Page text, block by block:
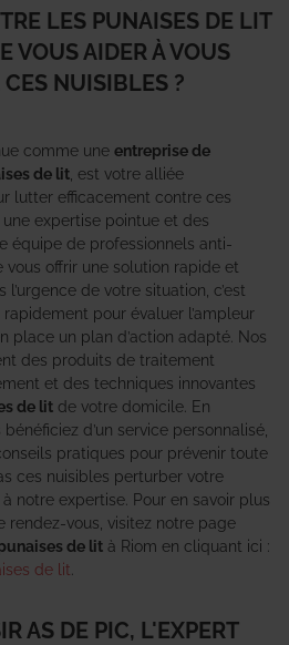
LES PUNAISES DE LIT
VOUS AIDER À VOUS
CES NUISIBLES ?
comme une entreprise de
de lit , est votre alliée
lutter efficacement contre ces
expertise pointue et des
équipe de professionnels anti-
vous offrir une solution rapide et
de votre situation, c’est
pour évaluer l’ampleur
place un plan d’action adapté. Nos
des produits de traitement
et des techniques innovantes
de lit de votre domicile. En
bénéficiez d’un service personnalisé,
pratiques pour prévenir toute
ces nuisibles perturber votre
notre expertise. Pour en savoir plus
rendez-vous, visitez notre page
de lit à Riom en cliquant ici :
de lit
AS DE PIC, L'EXPERT